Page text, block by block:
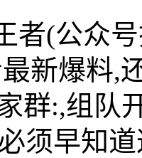
者(公众
新爆料,
群:,组队
须早知